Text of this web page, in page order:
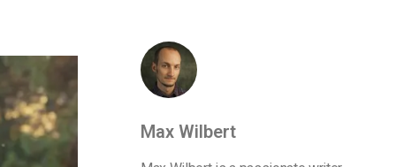
Max Wilbert